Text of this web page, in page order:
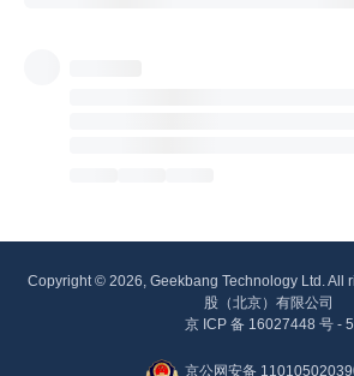
Copyright © 2026, Geekbang Technology Ltd. All
股（北京）有限公司
京 ICP 备 16027448 号 - 5
京公网安备